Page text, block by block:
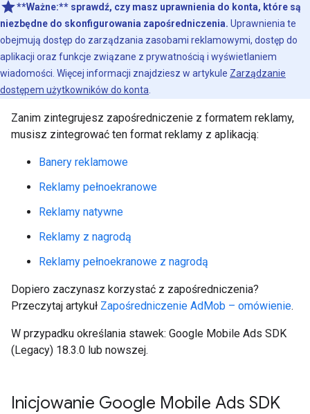
**Ważne:** sprawdź, czy masz uprawnienia do konta, które są
niezbędne do skonfigurowania zapośredniczenia. Uprawnienia te
obejmują dostęp do zarządzania zasobami reklamowymi, dostęp do
aplikacji oraz funkcje związane z prywatnością i wyświetlaniem
wiadomości. Więcej informacji znajdziesz w artykule Zarządzanie
dostępem użytkowników do konta
Zanim zintegrujesz zapośredniczenie z formatem reklamy,
musisz zintegrować ten format reklamy z aplikacją:
Banery reklamowe
Reklamy pełnoekranowe
Reklamy natywne
Reklamy z nagrodą
Reklamy pełnoekranowe z nagrodą
Dopiero zaczynasz korzystać z zapośredniczenia?
Przeczytaj artykuł Zapośredniczenie AdMob – omówienie.
W przypadku określania stawek: Google Mobile Ads SDK
(Legacy) 18.3.0 lub nowszej.
Inicjowanie Google Mobile Ads SDK